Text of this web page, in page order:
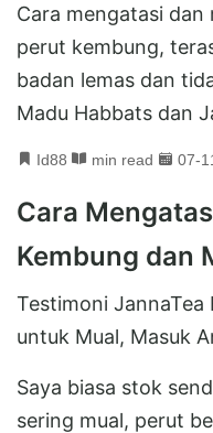
Cara mengatasi
perut kembung,
badan lemas dan
Madu Habbats dan
Id88 min read 07-
Cara
Kembung dan
Testimoni JannaTea
untuk Mual, Masuk
Saya biasa stok
sering mual, perut